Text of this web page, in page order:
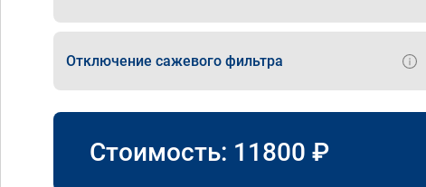
Отключение сажевого фильтра
Стоимость: 11800 ₽